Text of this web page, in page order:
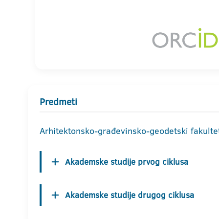
Predmeti
Arhitektonsko-građevinsko-geodetski
Akademske studije prvog ciklusa
Akademske studije drugog ciklusa